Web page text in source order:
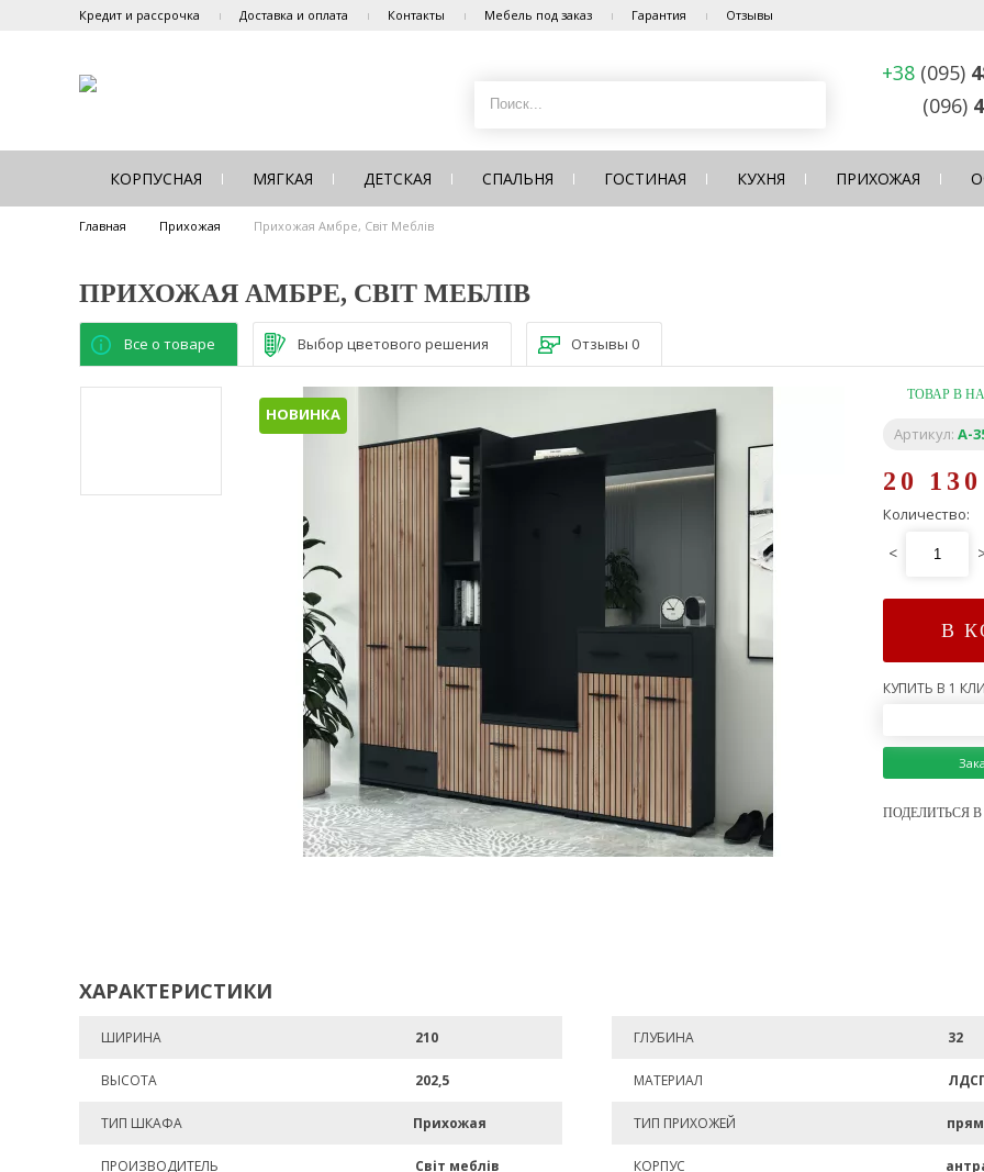
Кредит и рассрочка Доставка и оплата Контакты Мебель под заказ Гарантия Отзывы
+38 (095)
(096)
КОРПУСНАЯ МЯГКАЯ ДЕТСКАЯ СПАЛЬНЯ ГОСТИНАЯ КУХНЯ ПРИХОЖАЯ
Главная Прихожая Прихожая Амбре, Світ Меблів
ПРИХОЖАЯ АМБРЕ, СВІТ МЕБЛІВ
Все о товаре Выбор цветового решения Отзывы 0
НОВИНКА
ТОВАР В
Артикул: А-
20 130
Количество:
<
В
КУПИТЬ В 1
ПОДЕЛИТЬСЯ
ХАРАКТЕРИСТИКИ
ШИРИНА 210 ГЛУБИНА 32
ВЫСОТА 202,5 МАТЕРИАЛ
ТИП ШКАФА Прихожая ТИП ПРИХОЖЕЙ
ПРОИЗВОДИТЕЛЬ Світ меблів КОРПУС